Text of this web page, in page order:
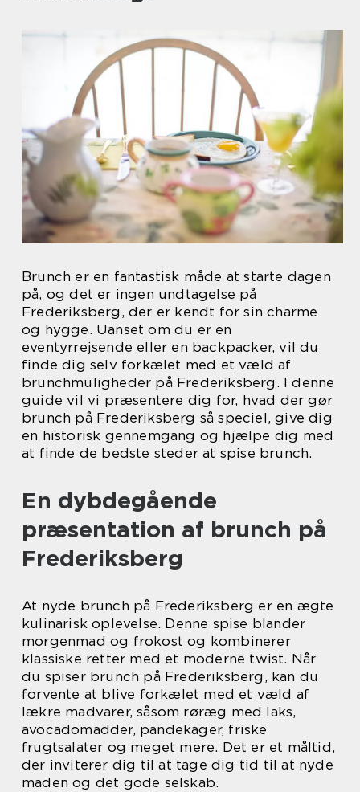
Brunch er en fantastisk måde at starte dagen
på, og det er ingen undtagelse på
Frederiksberg, der er kendt for sin charme
og hygge. Uanset om du er en
eventyrrejsende eller en backpacker, vil du
finde dig selv forkælet med et væld af
brunchmuligheder på Frederiksberg. I denne
guide vil vi præsentere dig for, hvad der gør
brunch på Frederiksberg så speciel, give dig
en historisk gennemgang og hjælpe dig med
at finde de bedste steder at spise brunch.
En dybdegående
præsentation af brunch på
Frederiksberg
At nyde brunch på Frederiksberg er en ægte
kulinarisk oplevelse. Denne spise blander
morgenmad og frokost og kombinerer
klassiske retter med et moderne twist. Når
du spiser brunch på Frederiksberg, kan du
forvente at blive forkælet med et væld af
lækre madvarer, såsom røræg med laks,
avocadomadder, pandekager, friske
frugtsalater og meget mere. Det er et måltid,
der inviterer dig til at tage dig tid til at nyde
maden og det gode selskab.